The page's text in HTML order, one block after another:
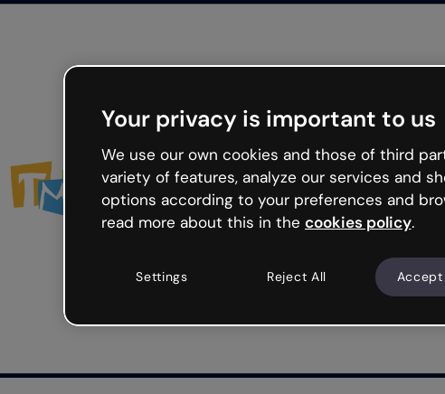
Your privacy is important to us
We use our own cookies and those of third
variety of features, analyze our services and
options according to your preferences and
read more about this in the cookies policy.
Settings Reject All Accept